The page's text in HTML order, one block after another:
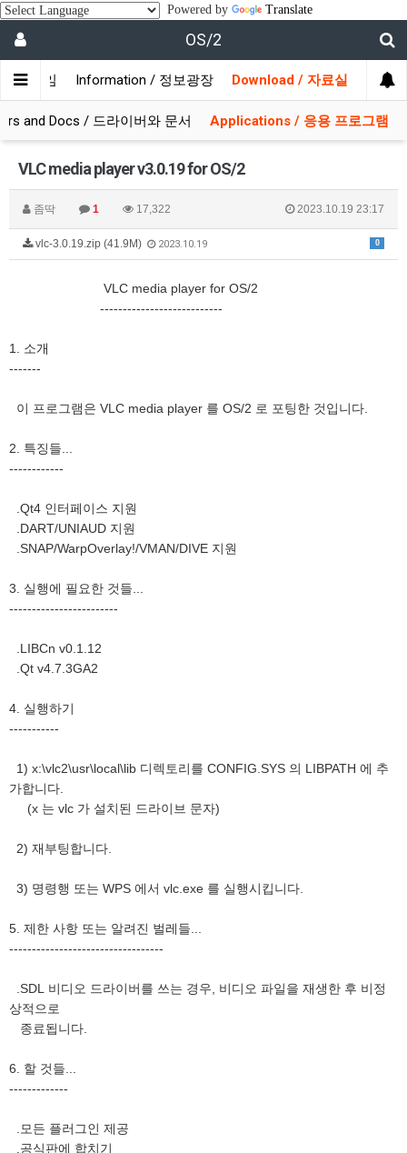
Powered by Translate
OS/2
자모임 Information / 정보광장 Download / 자료실
and Docs / 드라이버와 문서 Applications / 응용 프로그램
VLC media player v3.0.19 for OS/2
좀딱 1 17,322 2023.10.19 23:17
0
vlc-3.0.19.zip (41.9M) 2023.10.19
VLC media player for OS/2
---------------------------
1. 소개
-------
이 프로그램은 VLC media player 를 OS/2 로 포팅한 것입니다.
2. 특징들...
------------
.Qt4 인터페이스 지원
.DART/UNIAUD 지원
.SNAP/WarpOverlay!/VMAN/DIVE 지원
3. 실행에 필요한 것들...
------------------------
.LIBCn v0.1.12
.Qt v4.7.3GA2
4. 실행하기
-----------
1) x:\vlc2\usr\local\lib 디렉토리를 CONFIG.SYS 의 LIBPATH 에 추
가합니다.
(x 는 vlc 가 설치된 드라이브 문자)
2) 재부팅합니다.
3) 명령행 또는 WPS 에서 vlc.exe 를 실행시킵니다.
5. 제한 사항 또는 알려진 벌레들...
----------------------------------
.SDL 비디오 드라이버를 쓰는 경우, 비디오 파일을 재생한 후 비정
상적으로
종료됩니다.
6. 할 것들...
-------------
.모든 플러그인 제공
.공식판에 합치기